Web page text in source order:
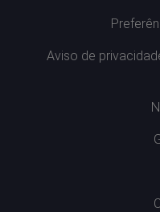
Aviso de